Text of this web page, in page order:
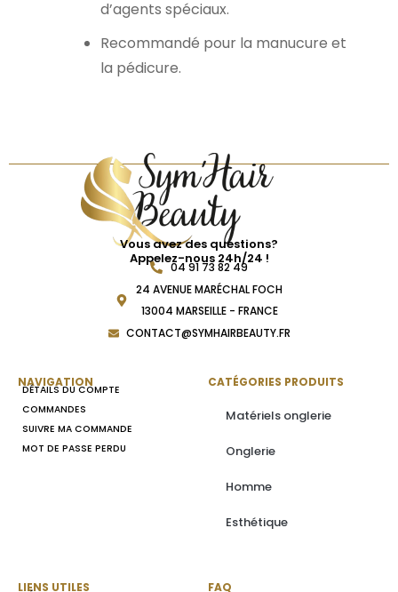
d’agents spéciaux.
Recommandé pour la manucure et
la pédicure.
Vous avez des questions?
Appelez-nous 24h/24 !
04 91 73 82 49
24 AVENUE MARÉCHAL FOCH
13004 MARSEILLE - FRANCE
CONTACT@SYMHAIRBEAUTY.FR
NAVIGATION
DÉTAILS DU COMPTE
COMMANDES
SUIVRE MA COMMANDE
MOT DE PASSE PERDU
CATÉGORIES PRODUITS
Matériels onglerie
Onglerie
Homme
Esthétique
LIENS UTILES FAQ